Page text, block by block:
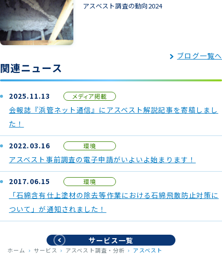
アスベスト調査の動向2024
ブログ一覧へ
関連ニュース
2025.11.13 メディア掲載
会報誌『浜管ネット通信』にアスベスト解説記事を寄稿しまし
た！
2022.03.16 環境
アスベスト事前調査の電子申請がいよいよ始まります！
2017.06.15 環境
「石綿含有仕上塗材の除去等作業における石綿飛散防止対策に
ついて」が通知されました！
サービス一覧
ホーム サービス アスベスト調査・分析 アスベスト